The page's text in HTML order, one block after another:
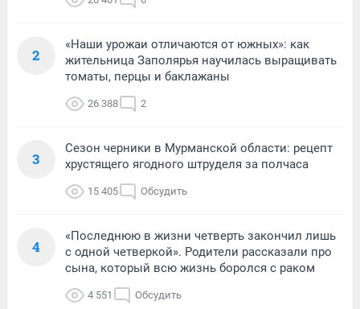
2
«Наши урожаи отличаются от южных»: как
жительница Заполярья научилась выращивать
томаты, перцы и баклажаны
26 388 2
3
Сезон черники в Мурманской области: рецепт
хрустящего ягодного штруделя за полчаса
15 405 Обсудить
4
«Последнюю в жизни четверть закончил лишь
с одной четверкой». Родители рассказали про
сына, который всю жизнь боролся с раком
4 551 Обсудить